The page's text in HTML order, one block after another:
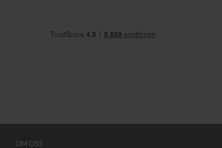
OM OSS